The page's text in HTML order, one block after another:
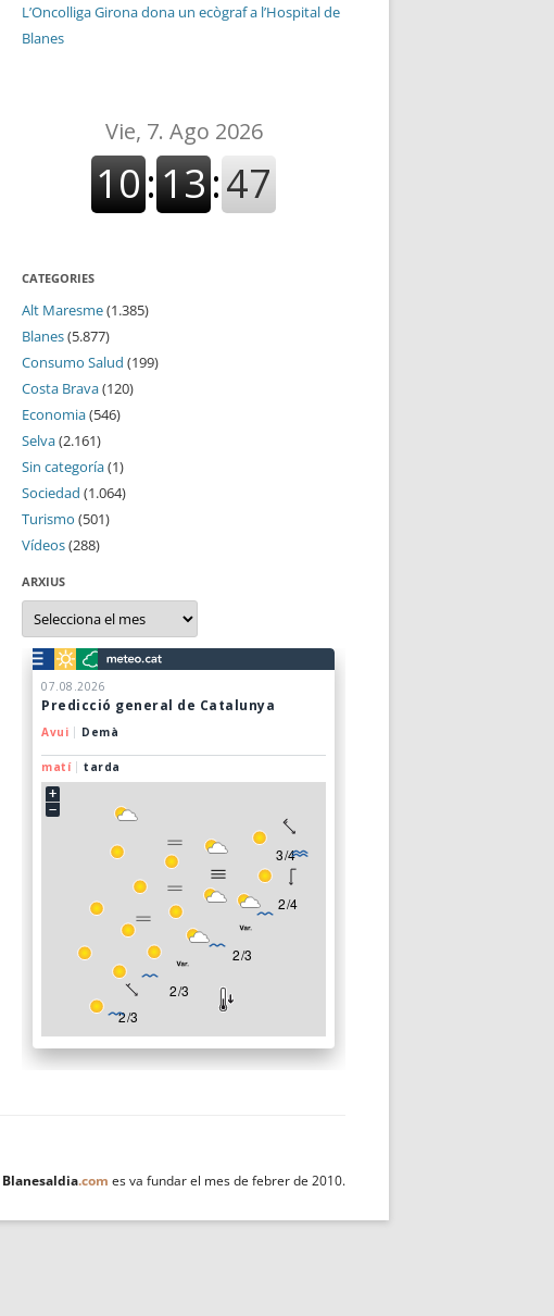
L’Oncolliga Girona dona un ecògraf a l’Hospital de
Blanes
CATEGORIES
Alt Maresme(1.385)
Blanes(5.877)
Consumo Salud (199)
Costa Brava(120)
Economia(546)
Selva(2.161)
Sin categoría(1)
Sociedad (1.064)
Turismo (501)
Vídeos(288)
ARXIUS
Arxius
Blanesaldia.com es va fundar el mes de febrer de 2010.